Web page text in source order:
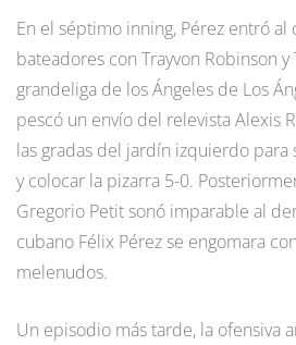
En el séptimo inning, Pérez entró al
bateadores con Trayvon Robinson
grandeliga de los Ángeles de Los
pescó un envío del relevista Alexis
las gradas del jardín izquierdo para
y colocar la pizarra 5-0.
Gregorio Petit sonó imparable al
cubano Félix Pérez se engomara
melenudos.
Un episodio más tarde, la ofensiva